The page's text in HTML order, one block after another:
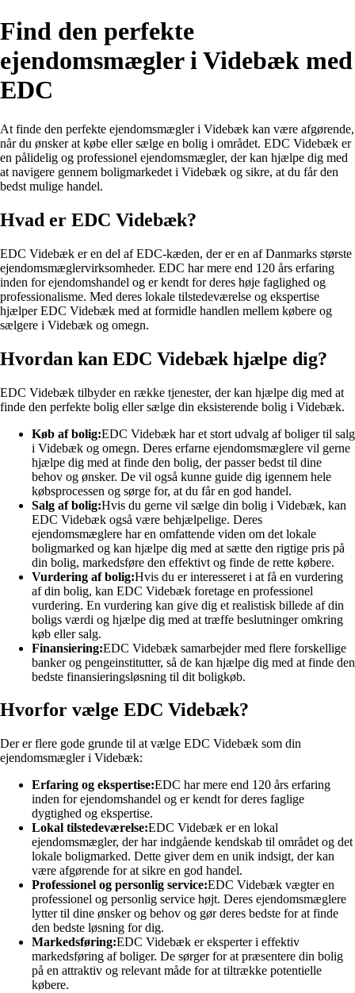
Find den perfekte
ejendomsmægler i Videbæk med
EDC
At finde den perfekte ejendomsmægler i Videbæk kan være afgørende,
når du ønsker at købe eller sælge en bolig i området. EDC Videbæk er
en pålidelig og professionel ejendomsmægler, der kan hjælpe dig med
at navigere gennem boligmarkedet i Videbæk og sikre, at du får den
bedst mulige handel.
Hvad er EDC Videbæk?
EDC Videbæk er en del af EDC-kæden, der er en af Danmarks største
ejendomsmæglervirksomheder. EDC har mere end 120 års erfaring
inden for ejendomshandel og er kendt for deres høje faglighed og
professionalisme. Med deres lokale tilstedeværelse og ekspertise
hjælper EDC Videbæk med at formidle handlen mellem købere og
sælgere i Videbæk og omegn.
Hvordan kan EDC Videbæk hjælpe dig?
EDC Videbæk tilbyder en række tjenester, der kan hjælpe dig med at
finde den perfekte bolig eller sælge din eksisterende bolig i Videbæk.
Køb af bolig:EDC Videbæk har et stort udvalg af boliger til salg
i Videbæk og omegn. Deres erfarne ejendomsmæglere vil gerne
hjælpe dig med at finde den bolig, der passer bedst til dine
behov og ønsker. De vil også kunne guide dig igennem hele
købsprocessen og sørge for, at du får en god handel.
Salg af bolig:Hvis du gerne vil sælge din bolig i Videbæk, kan
EDC Videbæk også være behjælpelige. Deres
ejendomsmæglere har en omfattende viden om det lokale
boligmarked og kan hjælpe dig med at sætte den rigtige pris på
din bolig, markedsføre den effektivt og finde de rette købere.
Vurdering af bolig:Hvis du er interesseret i at få en vurdering
af din bolig, kan EDC Videbæk foretage en professionel
vurdering. En vurdering kan give dig et realistisk billede af din
boligs værdi og hjælpe dig med at træffe beslutninger omkring
køb eller salg.
Finansiering:EDC Videbæk samarbejder med flere forskellige
banker og pengeinstitutter, så de kan hjælpe dig med at finde den
bedste finansieringsløsning til dit boligkøb.
Hvorfor vælge EDC Videbæk?
Der er flere gode grunde til at vælge EDC Videbæk som din
ejendomsmægler i Videbæk:
Erfaring og ekspertise:EDC har mere end 120 års erfaring
inden for ejendomshandel og er kendt for deres faglige
dygtighed og ekspertise.
Lokal tilstedeværelse:EDC Videbæk er en lokal
ejendomsmægler, der har indgående kendskab til området og det
lokale boligmarked. Dette giver dem en unik indsigt, der kan
være afgørende for at sikre en god handel.
Professionel og personlig service:EDC Videbæk vægter en
professionel og personlig service højt. Deres ejendomsmæglere
lytter til dine ønsker og behov og gør deres bedste for at finde
den bedste løsning for dig.
Markedsføring:EDC Videbæk er eksperter i effektiv
markedsføring af boliger. De sørger for at præsentere din bolig
på en attraktiv og relevant måde for at tiltrække potentielle
købere.